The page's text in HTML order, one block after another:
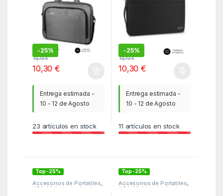
-25%
13,73€
10,30€
Entrega estimada -
10 - 12 de Agosto
23 artículos en stock
-25%
13,73€
10,30€
Entrega estimada -
10 - 12 de Agosto
11 artículos en stock
Top -25%
Accesorios de Portatiles,
KSA Maletines y fundas
Top -25%
Accesorios de Portatiles,
KSA Maletines y fundas